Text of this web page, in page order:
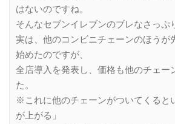
はないのですね。
そんなセブンイレブンのブレなさっぷ
実は、他のコンビニチェーンのほうが
始めたのですが、
全店導入を発表し、価格も他のチェー
た。
※これに他のチェーンがついてくると
が上がる」